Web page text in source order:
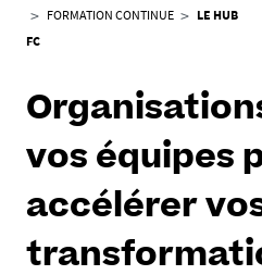
o
u
ê
t
s
i
c
i
FORMATION CONTINUE
LE HUB
FC
vos équipes
accélérer